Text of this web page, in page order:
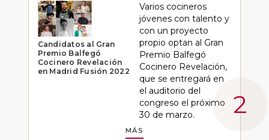
Candidatos al Gran
Premio Balfegó
Cocinero Revelación
en Madrid Fusión 2022
Varios cocineros
jóvenes con talento y
con un proyecto
propio optan al Gran
Premio Balfegó
Cocinero Revelación,
que se entregará en
el auditorio del
congreso el próximo
30 de marzo.
MÁS